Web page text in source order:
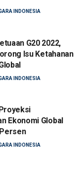
INDONESIA
G20 2022,
Isu Ketahanan
INDONESIA
Ekonomi Global
INDONESIA